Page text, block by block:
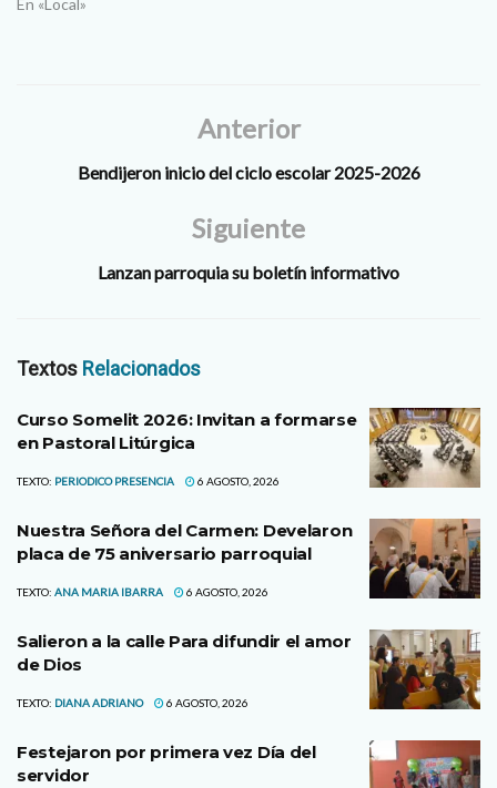
En «Local»
Anterior
Bendijeron inicio del ciclo escolar 2025-2026
Siguiente
Lanzan parroquia su boletín informativo
Textos Relacionados
Curso Somelit 2026: Invitan a formarse
en Pastoral Litúrgica
TEXTO: PERIODICO PRESENCIA 6 AGOSTO, 2026
Nuestra Señora del Carmen: Develaron
placa de 75 aniversario parroquial
TEXTO: ANA MARIA IBARRA 6 AGOSTO, 2026
Salieron a la calle Para difundir el amor
de Dios
TEXTO: DIANA ADRIANO 6 AGOSTO, 2026
Festejaron por primera vez Día del
servidor